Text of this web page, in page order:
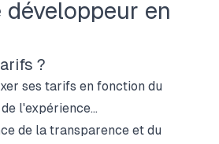
en
?
ses tarifs en fonction du
l'expérience...
de la transparence et du